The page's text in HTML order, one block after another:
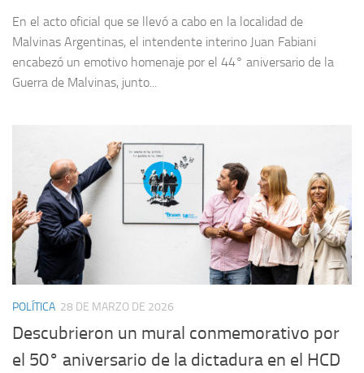
En el acto oficial que se llevó a cabo en la localidad de
Malvinas Argentinas, el intendente interino Juan Fabiani
encabezó un emotivo homenaje por el 44° aniversario de la
Guerra de Malvinas, junto...
POLÍTICA 28 DE MARZO DE 2026
Descubrieron un mural conmemorativo por
el 50° aniversario de la dictadura en el HCD